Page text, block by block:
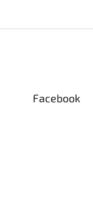
Facebook